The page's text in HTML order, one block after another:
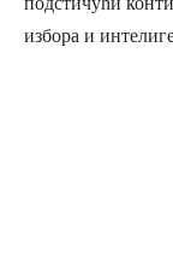
избора и